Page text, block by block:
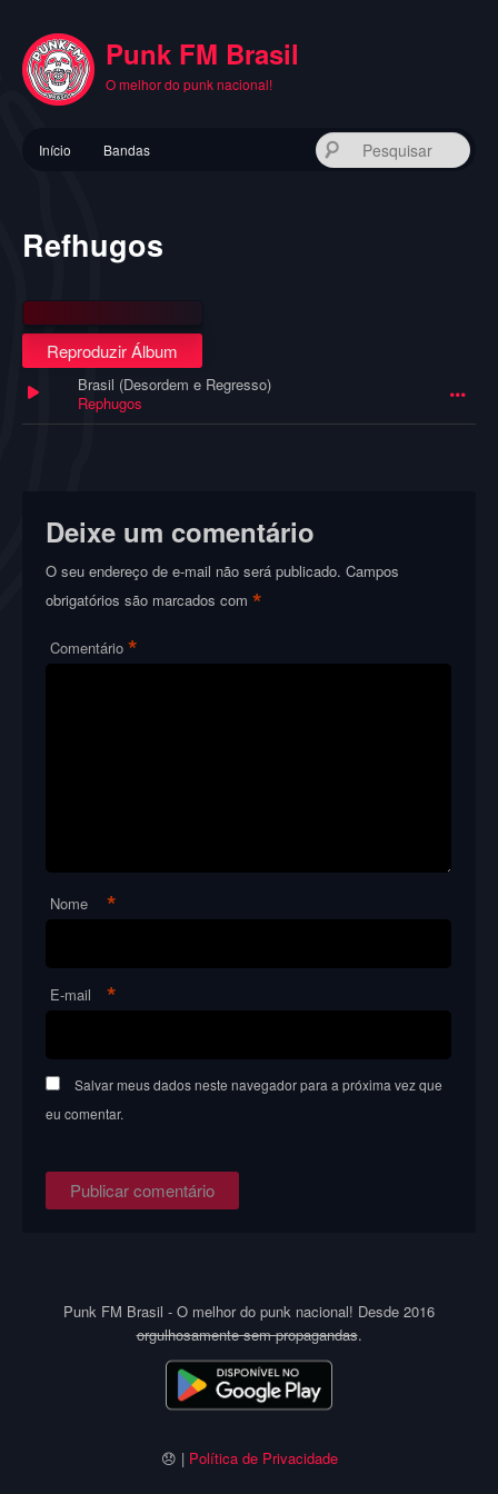
conteúdo
principal
Punk FM Brasil
O melhor do punk nacional!
principal
Início Bandas
Refhugos
Reproduzir Álbum
Brasil (Desordem e Regresso)
Rephugos
Deixe um comentário
O seu endereço de e-mail não será publicado. Campos
obrigatórios são marcados com*
Comentário *
Nome *
E-mail *
Salvar meus dados neste navegador para a próxima vez que
eu comentar.
Punk FM Brasil - O melhor do punk nacional! Desde 2016
orgulhosamente sem propagandas.
😞 | Política de Privacidade